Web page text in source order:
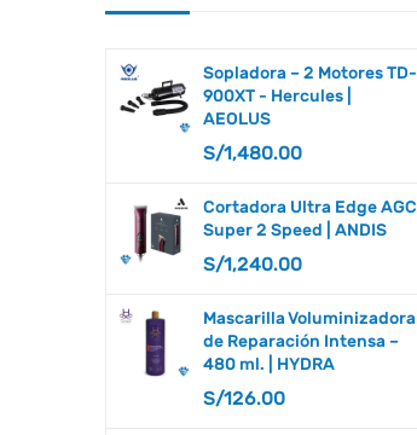
DESENREDANTES
KBDS
LACAS Y TEXTURIZADORES
LIMADORAS
LIMPIEZA
CORTADORAS
MASCARILLAS
Sopladora – 2 Motores TD-
900XT - Hercules |
AEOLUS
S/1,480.00
Cortadora Ultra Edge AGC
Super 2 Speed | ANDIS
S/1,240.00
Mascarilla Voluminizadora
de Reparación Intensa –
480 ml. | HYDRA
S/126.00